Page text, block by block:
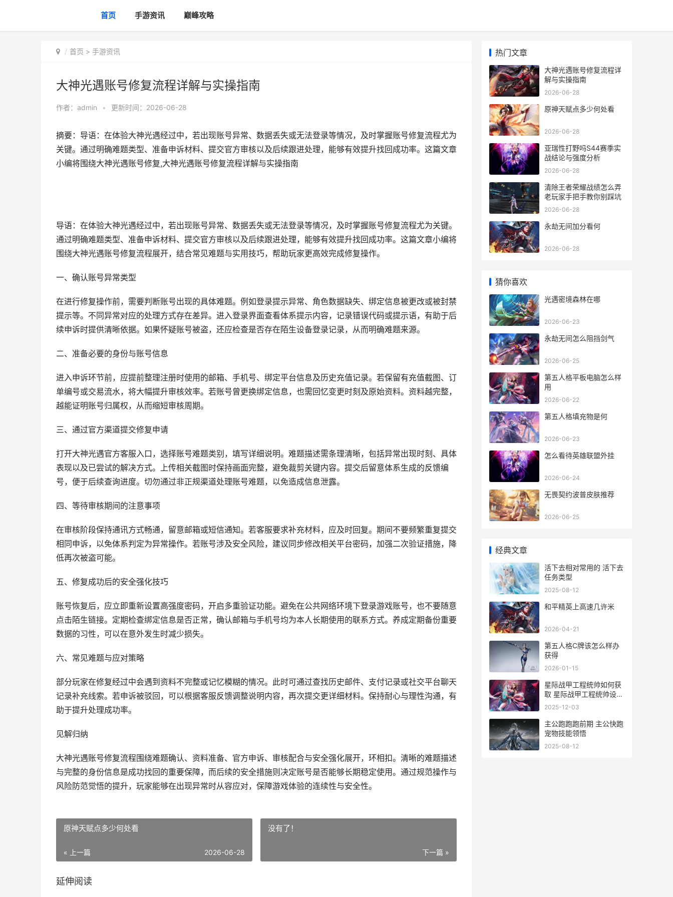
首页 手游资讯 巅峰攻略
首页 > 手游资讯
大神光遇账号修复流程详解与实操指南
作者： admin • 更新时间：2026-06-28
摘要：导语：在体验大神光遇经过中，若出现账号异常、数据丢失或无法登录等情况，及时掌握账号修复流程尤为
关键。通过明确难题类型、准备申诉材料、提交官方审核以及后续跟进处理，能够有效提升找回成功率。这篇文章
小编将围绕大神光遇账号修复,大神光遇账号修复流程详解与实操指南
导语：在体验大神光遇经过中，若出现账号异常、数据丢失或无法登录等情况，及时掌握账号修复流程尤为关键。
通过明确难题类型、准备申诉材料、提交官方审核以及后续跟进处理，能够有效提升找回成功率。这篇文章小编将
围绕大神光遇账号修复流程展开，结合常见难题与实用技巧，帮助玩家更高效完成修复操作。
一、确认账号异常类型
在进行修复操作前，需要判断账号出现的具体难题。例如登录提示异常、角色数据缺失、绑定信息被更改或被封禁
提示等。不同异常对应的处理方式存在差异。进入登录界面查看体系提示内容，记录错误代码或提示语，有助于后
续申诉时提供清晰依据。如果怀疑账号被盗，还应检查是否存在陌生设备登录记录，从而明确难题来源。
二、准备必要的身份与账号信息
进入申诉环节前，应提前整理注册时使用的邮箱、手机号、绑定平台信息及历史充值记录。若保留有充值截图、订
单编号或交易流水，将大幅提升审核效率。若账号曾更换绑定信息，也需回忆变更时刻及原始资料。资料越完整，
越能证明账号归属权，从而缩短审核周期。
三、通过官方渠道提交修复申请
打开大神光遇官方客服入口，选择账号难题类别，填写详细说明。难题描述需条理清晰，包括异常出现时刻、具体
表现以及已尝试的解决方式。上传相关截图时保持画面完整，避免裁剪关键内容。提交后留意体系生成的反馈编
号，便于后续查询进度。切勿通过非正规渠道处理账号难题，以免造成信息泄露。
四、等待审核期间的注意事项
在审核阶段保持通讯方式畅通，留意邮箱或短信通知。若客服要求补充材料，应及时回复。期间不要频繁重复提交
相同申诉，以免体系判定为异常操作。若账号涉及安全风险，建议同步修改相关平台密码，加强二次验证措施，降
低再次被盗可能。
五、修复成功后的安全强化技巧
账号恢复后，应立即重新设置高强度密码，开启多重验证功能。避免在公共网络环境下登录游戏账号，也不要随意
点击陌生链接。定期检查绑定信息是否正常，确认邮箱与手机号均为本人长期使用的联系方式。养成定期备份重要
数据的习性，可以在意外发生时减少损失。
六、常见难题与应对策略
部分玩家在修复经过中会遇到资料不完整或记忆模糊的情况。此时可通过查找历史邮件、支付记录或社交平台聊天
记录补充线索。若申诉被驳回，可以根据客服反馈调整说明内容，再次提交更详细材料。保持耐心与理性沟通，有
助于提升处理成功率。
见解归纳
大神光遇账号修复流程围绕难题确认、资料准备、官方申诉、审核配合与安全强化展开，环相扣。清晰的难题描述
与完整的身份信息是成功找回的重要保障，而后续的安全措施则决定账号是否能够长期稳定使用。通过规范操作与
风险防范觉悟的提升，玩家能够在出现异常时从容应对，保障游戏体验的连续性与安全性。
原神天赋点多少何处看
« 上一篇 2026-06-28
没有了！
下一篇 »
延伸阅读
热门文章
大神光遇账号修复流程详
解与实操指南
2026-06-28
原神天赋点多少何处看
2026-06-28
亚瑞性打野吗S44赛季实
战结论与强度分析
2026-06-28
清除王者荣耀战绩怎么弄
老玩家手把手教你别踩坑
2026-06-28
永劫无间加分看何
2026-06-28
猜你喜欢
光遇密境森林在哪
2026-06-23
永劫无间怎么阻挡剑气
2026-06-25
第五人格平板电脑怎么样
用
2026-06-22
第五人格填充物是何
2026-06-23
怎么看待英雄联盟外挂
2026-06-24
无畏契约波普皮肤推荐
2026-06-25
经典文章
活下去相对常用的 活下去
任务类型
2025-08-12
和平精英上高速几许米
2026-04-21
第五人格C牌该怎么样办
获得
2026-01-15
星际战甲工程统帅如何获
取 星际战甲工程统帅设计
图
2025-12-03
主公跑跑跑前期 主公快跑
宠物技能领悟
2025-08-12